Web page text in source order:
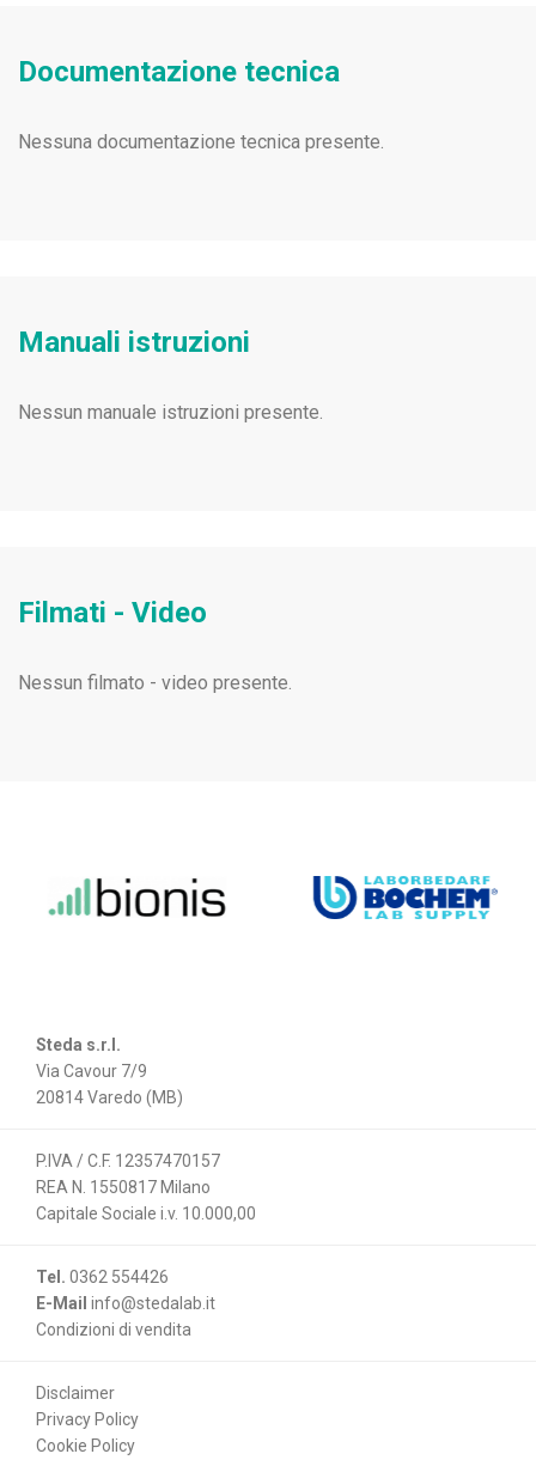
Documentazione tecnica
Nessuna documentazione tecnica presente.
Manuali istruzioni
Nessun manuale istruzioni presente.
Filmati - Video
Nessun filmato - video presente.
Steda s.r.l.
Via Cavour 7/9
20814 Varedo (MB)
P.IVA / C.F. 12357470157
REA N. 1550817 Milano
Capitale Sociale i.v. 10.000,00
Tel. 0362 554426
E-Mail info@stedalab.it
Condizioni di vendita
Disclaimer
Privacy Policy
Cookie Policy